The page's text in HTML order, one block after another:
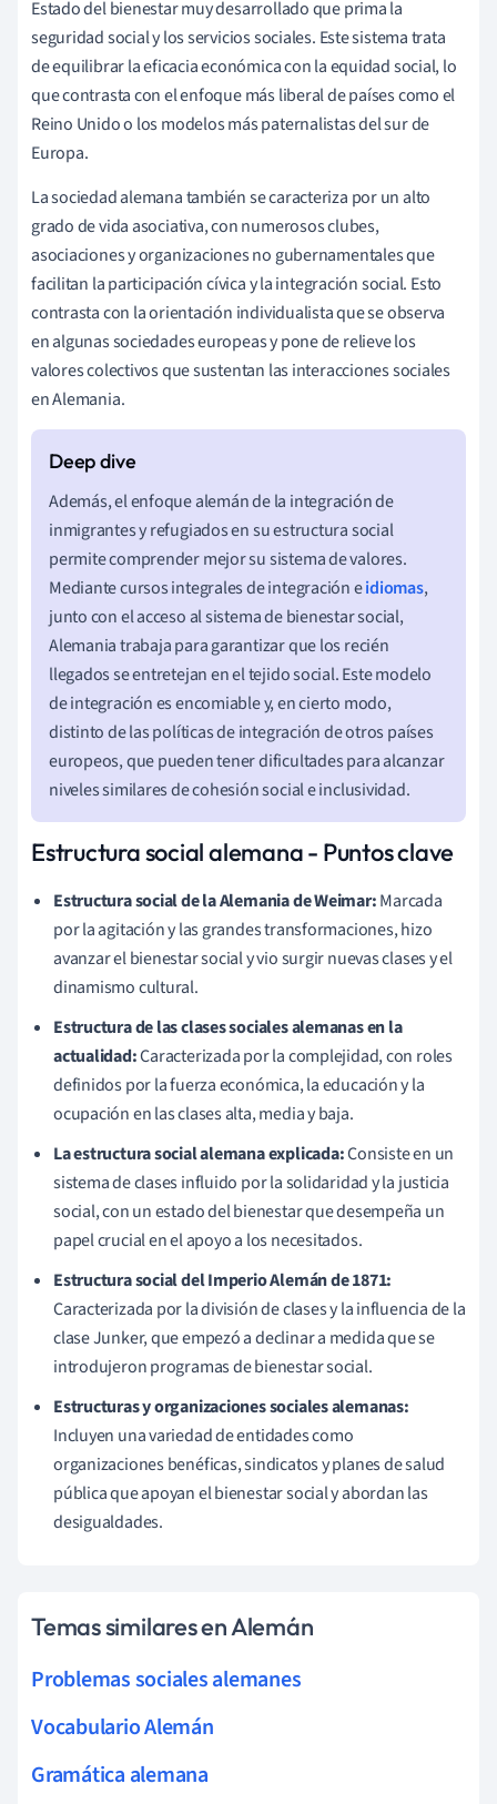
Estado del bienestar muy desarrollado que prima la
seguridad social y los servicios sociales. Este sistema trata
de equilibrar la eficacia económica con la equidad social, lo
que contrasta con el enfoque más liberal de países como el
Reino Unido o los modelos más paternalistas del sur de
Europa.
La sociedad alemana también se caracteriza por un alto
grado de vida asociativa, con numerosos clubes,
asociaciones y organizaciones no gubernamentales que
facilitan la participación cívica y la integración social. Esto
contrasta con la orientación individualista que se observa
en algunas sociedades europeas y pone de relieve los
valores colectivos que sustentan las interacciones sociales
en Alemania.
Además, el enfoque alemán de la integración de
inmigrantes y refugiados en su estructura social
permite comprender mejor su sistema de valores.
Mediante cursos integrales de integración eidiomas,
junto con el acceso al sistema de bienestar social,
Alemania trabaja para garantizar que los recién
llegados se entretejan en el tejido social. Este modelo
de integración es encomiable y, en cierto modo,
distinto de las políticas de integración de otros países
europeos, que pueden tener dificultades para alcanzar
niveles similares de cohesión social e inclusividad.
Estructura social alemana - Puntos clave
Estructura social de la Alemania de Weimar:Marcada
por la agitación y las grandes transformaciones, hizo
avanzar el bienestar social y vio surgir nuevas clases y el
dinamismo cultural.
Estructura de las clases sociales alemanas en la
actualidad:Caracterizada por la complejidad, con roles
definidos por la fuerza económica, la educación y la
ocupación en las clases alta, media y baja.
La estructura social alemana explicada:Consiste en un
sistema de clases influido por la solidaridad y la justicia
social, con un estado del bienestar que desempeña un
papel crucial en el apoyo a los necesitados.
Estructura social del Imperio Alemán de 1871:
Caracterizada por la división de clases y la influencia de la
clase Junker, que empezó a declinar a medida que se
introdujeron programas de bienestar social.
Estructuras y organizaciones sociales alemanas:
Incluyen una variedad de entidades como
organizaciones benéficas, sindicatos y planes de salud
pública que apoyan el bienestar social y abordan las
desigualdades.
Temas similares en Alemán
Problemas sociales alemanes
Vocabulario Alemán
Gramática alemana